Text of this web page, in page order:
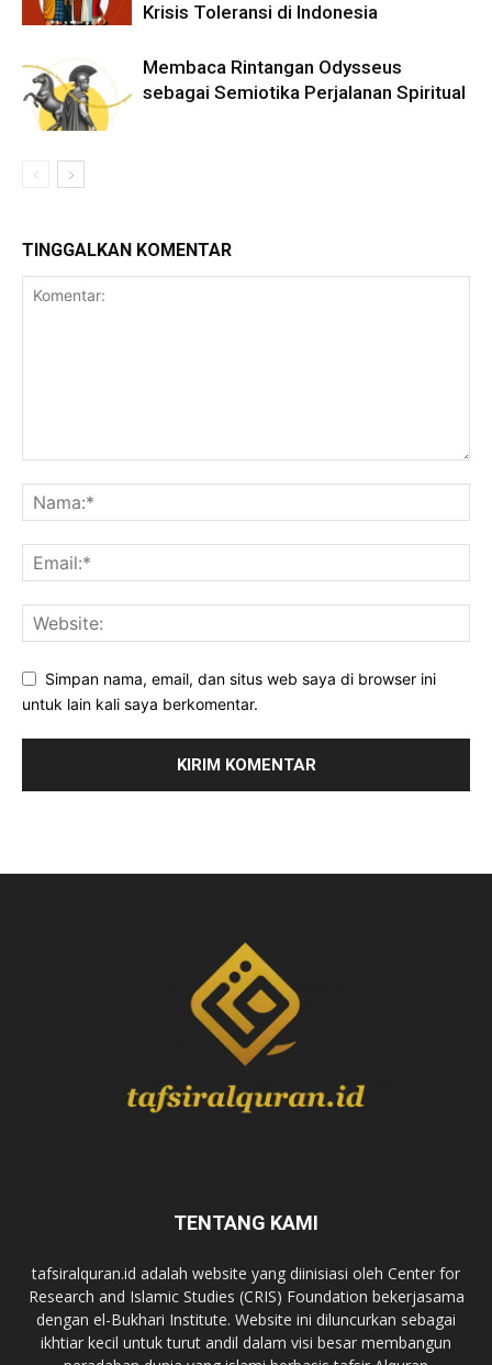
Krisis Toleransi di Indonesia
Membaca Rintangan Odysseus
sebagai Semiotika Perjalanan Spiritual
TINGGALKAN KOMENTAR
Simpan nama, email, dan situs web saya di browser ini
untuk lain kali saya berkomentar.
TENTANG KAMI
tafsiralquran.id adalah website yang diinisiasi oleh Center for
Research and Islamic Studies (CRIS) Foundation bekerjasama
dengan el-Bukhari Institute. Website ini diluncurkan sebagai
ikhtiar kecil untuk turut andil dalam visi besar membangun